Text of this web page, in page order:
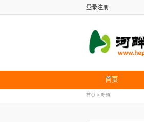
登录注册
首页
首页 > 新诗